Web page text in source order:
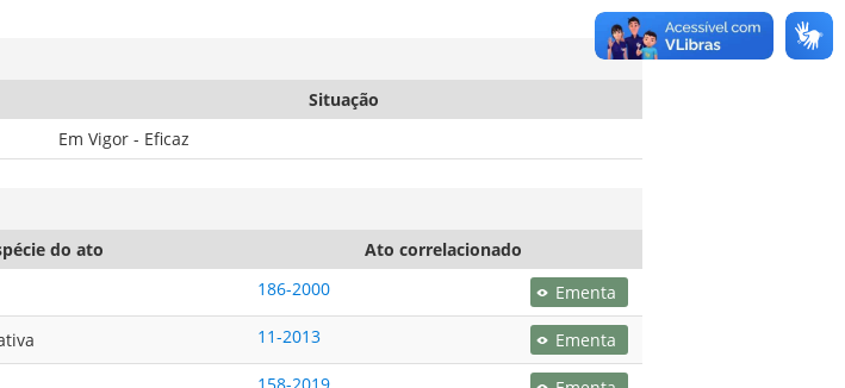
Situação
Em Vigor - Eficaz
do ato
Ato correlacionado
186-2000 Ementa
11-2013 Ementa